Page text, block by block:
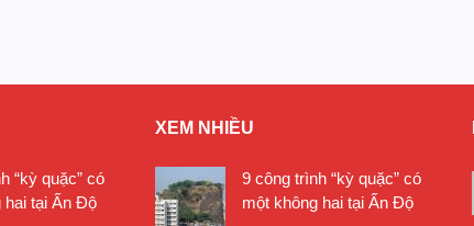
“kỳ quặc” có
hai tại Ấn Độ
XEM NHIỀU
9 công trình “kỳ quặc” có
một không hai tại Ấn Độ